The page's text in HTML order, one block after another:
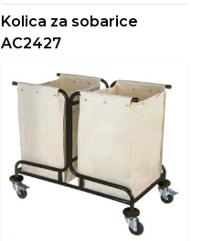
Kolica za sobarice
AC2427